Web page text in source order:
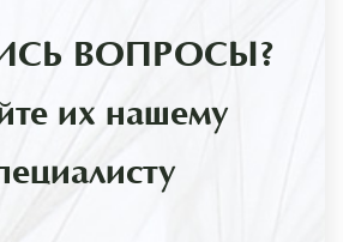
ВОПРОСЫ?
их нашему